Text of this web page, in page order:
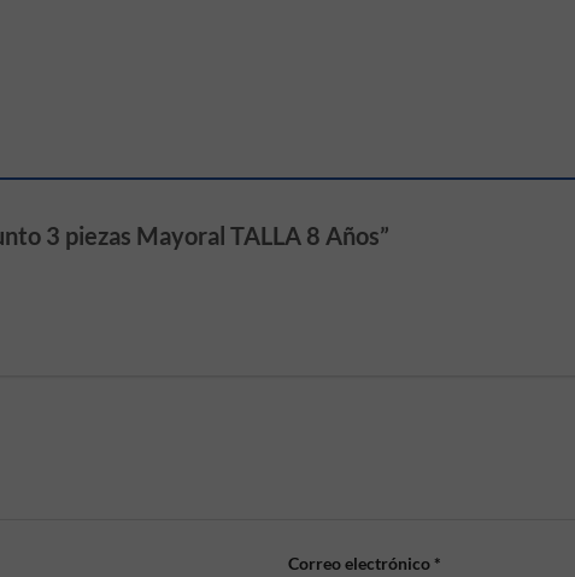
3 piezas Mayoral TALLA 8 Años”
Correo electrónico *